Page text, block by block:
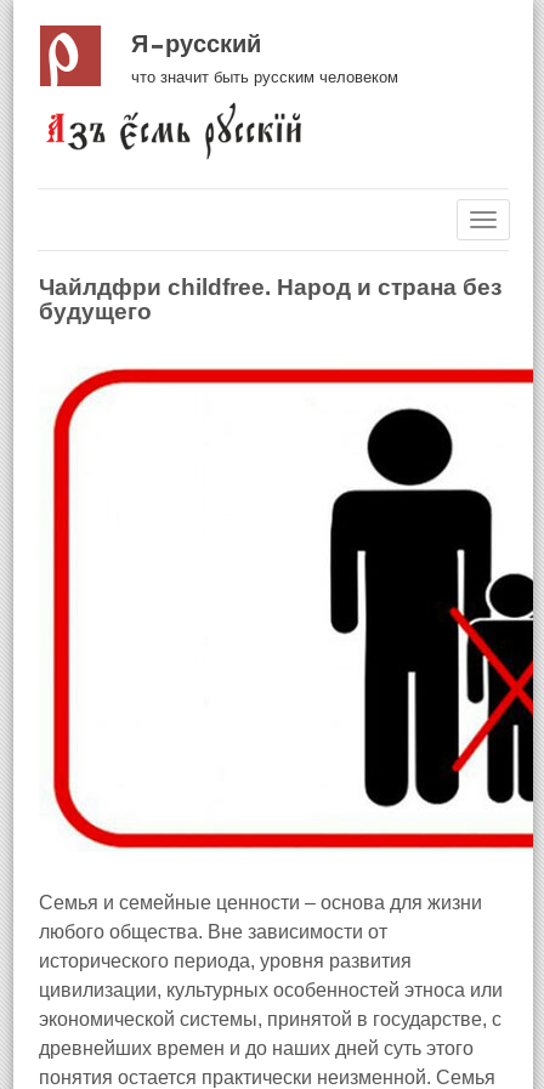
Я русский
что значит быть русским человеком
Чайлдфри childfree. Народ и страна без
будущего
Семья и семейные ценности – основа для жизни
любого общества. Вне зависимости от
исторического периода, уровня развития
цивилизации, культурных особенностей этноса или
экономической системы, принятой в государстве, с
древнейших времен и до наших дней суть этого
понятия остается практически неизменной. Семья